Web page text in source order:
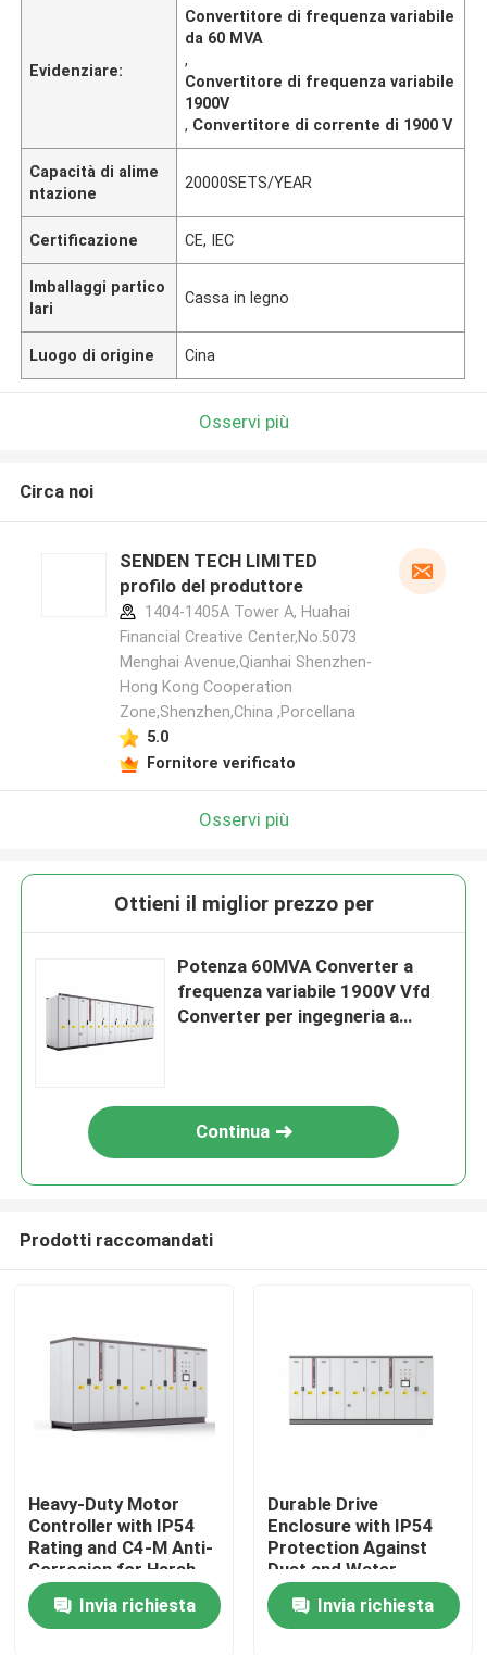
Casa.
Prodotti
Evidenziare:
Convertitore di frequenza variabile
da 60 MVA
,
Convertitore di frequenza variabile
1900V
, Convertitore di corrente di 1900 V
Capacità di alime
ntazione
20000SETS/YEAR
Certificazione CE, IEC
Imballaggi partico
lari
Cassa in legno
Luogo di origine Cina
Osservi più
Circa noi
SENDEN TECH LIMITED
profilo del produttore
1404-1405A Tower A, Huahai
Financial Creative Center,No.5073
Menghai Avenue,Qianhai Shenzhen-
Hong Kong Cooperation
Zone,Shenzhen,China ,Porcellana
5.0
Fornitore verificato
Osservi più
Ottieni il miglior prezzo per
Potenza 60MVA Converter a
frequenza variabile 1900V Vfd
Converter per ingegneria a
Continua
Prodotti raccomandati
Heavy-Duty Motor
Controller with IP54
Rating and C4-M Anti-
Corrosion for Harsh
Plant Conditions
Invia richiesta
Durable Drive
Enclosure with IP54
Protection Against
Dust and Water
Ingress for Reliability
Invia richiesta